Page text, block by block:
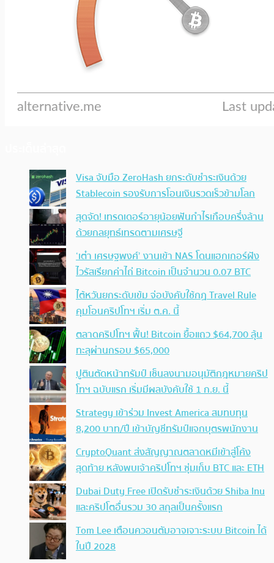
Visa จับมือ ZeroHash ยกระดับชำระเงินด้วย
Stablecoin รองรับการโอนเงินรวดเร็วข้ามโลก
สุดจัด! เทรดเดอร์อายุน้อยฟันกำไรเกือบครึ่งล้าน
ด้วยกลยุทธ์เทรดตามเศรษฐี
‘เต๋า เศรษฐพงศ์’ งานเข้า NAS โดนแฮกเกอร์ฝัง
ไวรัสเรียกค่าไถ่ Bitcoin เป็นจำนวน 0.07 BTC
ไต้หวันยกระดับเข้ม จ่อบังคับใช้กฏ Travel Rule
คุมโอนคริปโทฯ เริ่ม ต.ค. นี้
ตลาดคริปโทฯ ฟื้น! Bitcoin ยื้อแถว $64,700 ลุ้น
ทะลุผ่านกรอบ $65,000
ปูตินตัดหน้าทรัมป์ เซ็นลงนามอนุมัติกฎหมายคริป
โทฯ ฉบับแรก เริ่มมีผลบังคับใช้ 1 ก.ย. นี้
Strategy เข้าร่วม Invest America สมทบทุน
8,200 บาท/ปี เข้าบัญชีทรัมป์แจกบุตรพนักงาน
CryptoQuant ส่งสัญญาณตลาดหมีเข้าสู่โค้ง
สุดท้าย หลังพบเจ้าคริปโทฯ ซุ่มเก็บ BTC และ ETH
Dubai Duty Free เปิดรับชำระเงินด้วย Shiba Inu
และคริปโตอื่นรวม 30 สกุลเป็นครั้งแรก
Tom Lee เตือนควอนตัมอาจเจาะระบบ Bitcoin ได้
ในปี 2028